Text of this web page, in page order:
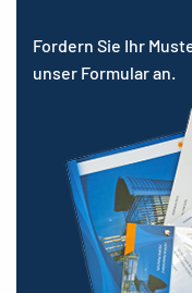
Fordern Sie Ihr
unser Formular an.